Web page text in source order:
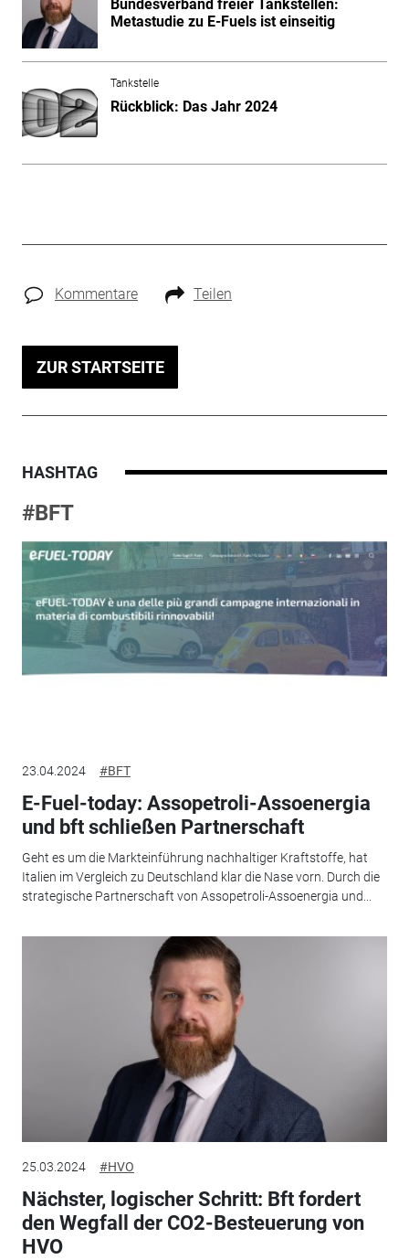
Bundesverband freier Tankstellen:
Metastudie zu E-Fuels ist einseitig
Tankstelle
Rückblick: Das Jahr 2024
Kommentare Teilen
ZUR STARTSEITE
HASHTAG
#BFT
23.04.2024 #BFT
E-Fuel-today: Assopetroli-Assoenergia
und bft schließen Partnerschaft
Geht es um die Markteinführung nachhaltiger Kraftstoffe, hat
Italien im Vergleich zu Deutschland klar die Nase vorn. Durch die
strategische Partnerschaft von Assopetroli-Assoenergia und...
25.03.2024 #HVO
Nächster, logischer Schritt: Bft fordert
den Wegfall der CO2-Besteuerung von
HVO